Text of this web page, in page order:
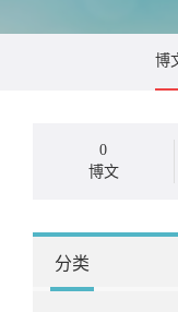
博
0
博文
分类